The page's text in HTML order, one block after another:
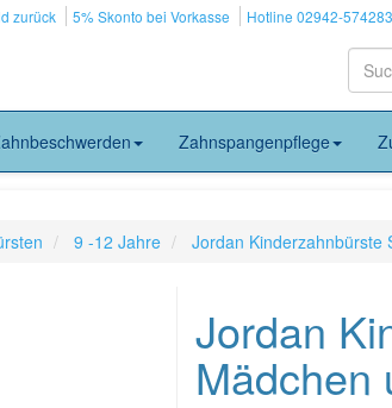
zurück 5% Skonto bei Vorkasse Hotline 02942-
Zahnspangenpflege
9 -12 Jahre Jordan Kinderzahnbürste
Jordan
Mädchen